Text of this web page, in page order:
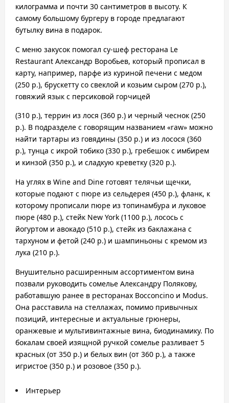
килограмма и почти 30 сантиметров в высоту. К
самому большому бургеру в городе предлагают
бутылку вина в подарок.
С меню закусок помогал су-шеф ресторана Le
Restaurant Александр Воробьев, который прописал в
карту, например, парфе из куриной печени с медом
(250 р.), брускетту со свеклой и козьим сыром (270 р.),
говяжий язык с персиковой горчицей
(310 р.), террин из лося (360 р.) и черный чеснок (250
р.). В подразделе с говорящим названием «raw» можно
найти тартары из говядины (350 р.) и из лосося (360
р.), тунца с икрой тобико (330 р.), гребешок с имбирем
и кинзой (350 р.), и сладкую креветку (320 р.).
На углях в Wine and Dine готовят телячьи щечки,
которые подают с пюре из сельдерея (450 р.), фланк, к
которому прописали пюре из топинамбура и луковое
пюре (480 р.), стейк New York (1100 р.), лосось с
йогуртом и авокадо (510 р.), стейк из баклажана с
тархуном и фетой (240 р.) и шампиньоны с кремом из
лука (210 р.).
Внушительно расширенным ассортиментом вина
позвали руководить сомелье Александру Полякову,
работавшую ранее в ресторанах Bocconcino и Modus.
Она расставила на стеллажах, помимо привычных
позиций, интересные и актуальные грюнеры,
оранжевые и мультивинтажные вина, биодинамику. По
бокалам своей изящной ручкой сомелье разливает 5
красных (от 350 р.) и белых вин (от 360 р.), а также
игристое (350 р.) и розовое (350 р.).
Интерьер